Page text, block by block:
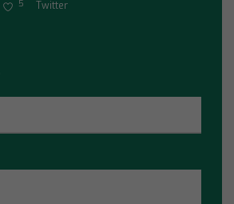
5 Twitter